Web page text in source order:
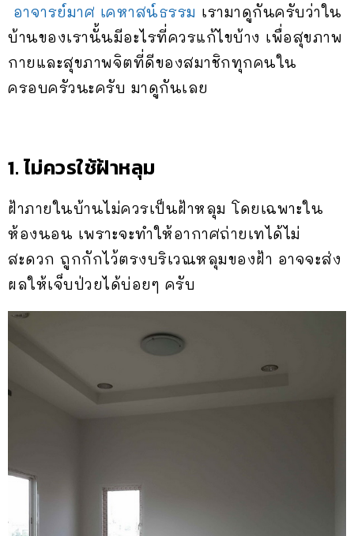
อาจารย์มาศ เคหาสน์ธรรม เรามาดูกันครับว่าใน
บ้านของเรานั้นมีอะไรที่ควรแก้ไขบ้าง เพื่อสุขภาพ
กายและสุขภาพจิตที่ดีของสมาชิกทุกคนใน
ครอบครัวนะครับ มาดูกันเลย
1. ไม่ควรใช้ฝ้าหลุม
ฝ้าภายในบ้านไม่ควรเป็นฝ้าหลุม โดยเฉพาะใน
ห้องนอน เพราะจะทำให้อากาศถ่ายเทได้ไม่
สะดวก ถูกกักไว้ตรงบริเวณหลุมของฝ้า อาจจะส่ง
ผลให้เจ็บป่วยได้บ่อยๆ ครับ